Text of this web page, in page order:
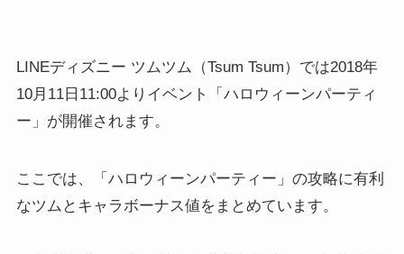
LINEディズニー ツムツム（Tsum Tsum）では2018年
10月11日11:00よりイベント「ハロウィーンパーティ
ー」が開催されます。
ここでは、「ハロウィーンパーティー」の攻略に有利
なツムとキャラボーナス値をまとめています。